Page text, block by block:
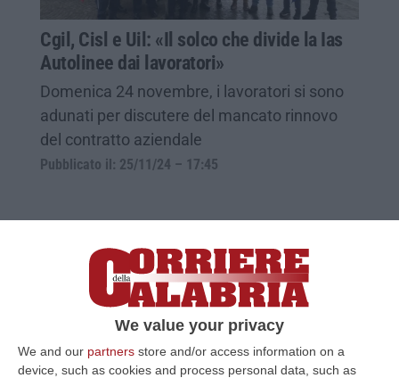
We value your privacy
We and our partners store and/or access information on a
device, such as cookies and process personal data, such as
Cgil, Cisl e Uil: «Il solco che divide la Ias
Autolinee dai lavoratori»
Domenica 24 novembre, i lavoratori si sono
adunati per discutere del mancato rinnovo
del contratto aziendale
Pubblicato il: 25/11/24 – 17:45